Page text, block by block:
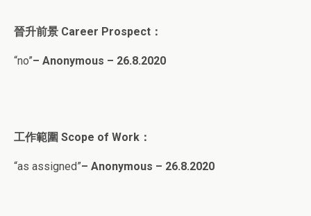
晉升前景 Career Prospect：
“no”– Anonymous – 26.8.2020
工作範圍 Scope of Work：
“as assigned”– Anonymous – 26.8.2020